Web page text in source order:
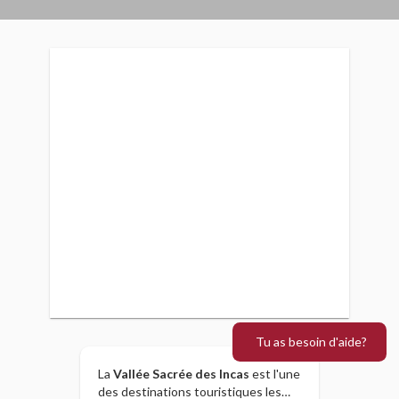
LaVallée Sacrée des Incas est l'une
des destinations touristiques les
Tu as besoin d'aide?